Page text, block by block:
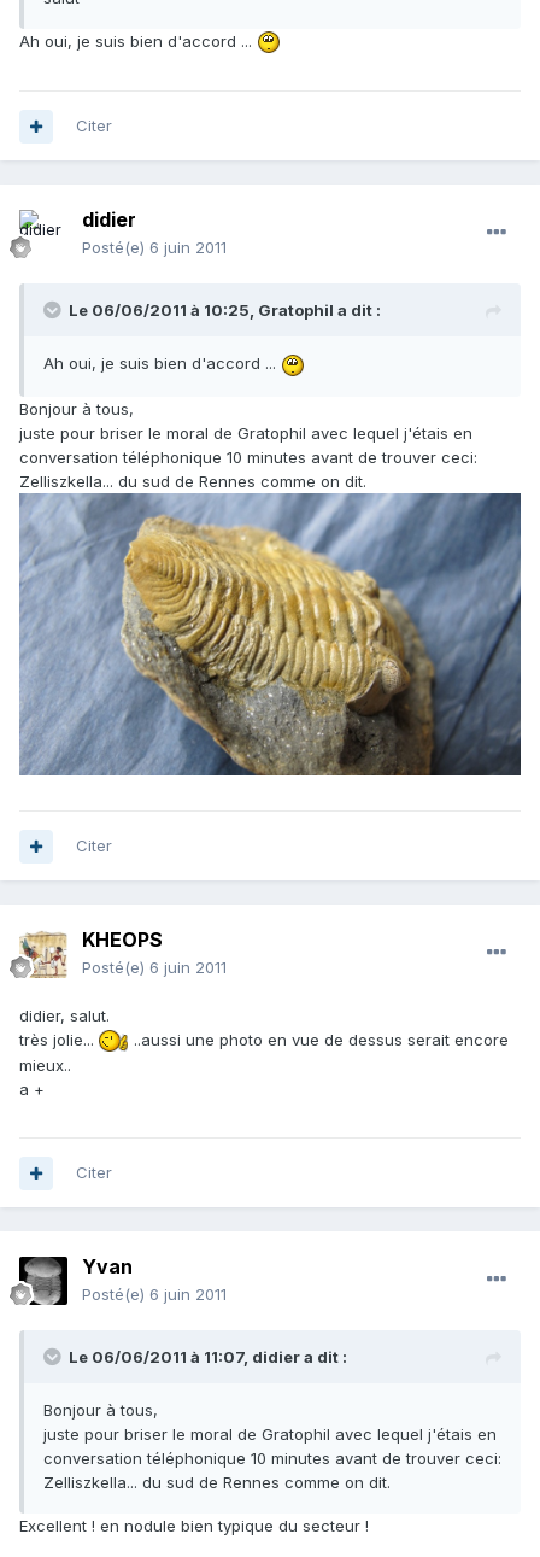
Ah oui, je suis bien d'accord ...
Citer
didier
Posté(e) 6 juin 2011
Le 06/06/2011 à 10:25, Gratophil a dit :
Ah oui, je suis bien d'accord ...
Bonjour à tous,
juste pour briser le moral de Gratophil avec lequel j'étais en
conversation téléphonique 10 minutes avant de trouver ceci:
Zelliszkella... du sud de Rennes comme on dit.
Citer
KHEOPS
Posté(e) 6 juin 2011
didier, salut.
très jolie...
..aussi une photo en vue de dessus serait encore
mieux..
a +
Citer
Yvan
Posté(e) 6 juin 2011
Le 06/06/2011 à 11:07, didier a dit :
Bonjour à tous,
juste pour briser le moral de Gratophil avec lequel j'étais en
conversation téléphonique 10 minutes avant de trouver ceci:
Zelliszkella... du sud de Rennes comme on dit.
Excellent ! en nodule bien typique du secteur !